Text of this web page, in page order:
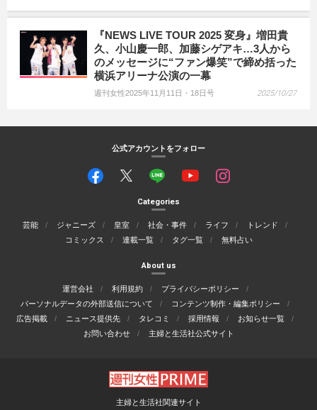
『NEWS LIVE TOUR 2025 変身』増田貴
久、小山慶一郎、加藤シゲアキ…3人から
のメッセージに“ファン爆笑”で締め括った
横浜アリーナ公演の一幕
週刊女性2025年11月11日・18日号 2025/10/27
公式アカウントをフォロー
Categories
芸能 ジャニーズ 皇室 社会・事件 ライフ
トレンド
コミックス
連載一覧 タグ一覧 無料占い
About us
運営会社 利用規約
プライバシーポリシー
パーソナルデータの外部送信について
コンテンツ制作・編集ポリシー
広告掲載
ニュース提供先 タレコミ 採用情報
お知らせ一覧
お問い合わせ
主婦と生活社公式サイト
主婦と生活社関連サイト